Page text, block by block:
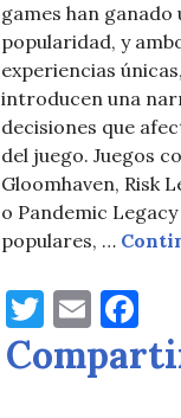
games han ganado
popularidad, y
experiencias
introducen una
decisiones que
del juego. Juegos
Gloomhaven, Risk
o Pandemic
populares, …
T
w
it
E
m
ai
a
c